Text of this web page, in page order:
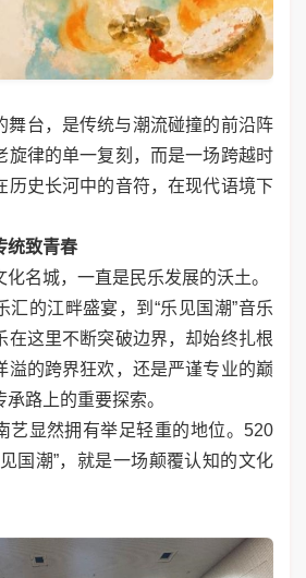
舞台，是传统与潮流碰撞的前沿阵
旋律的单一复刻，而是一场跨越时
历史长河中的音符，在现代语境下
统致青春
名城，一直是民乐发展的沃土。
汇的江畔盛宴，到“乐见国潮”音乐
在这里不断突破边界，却始终扎根
溢的跨界狂欢，还是严谨专业的巅
路上的重要探索。
艺显然拥有举足轻重的地位。520
国潮”，就是一场颠覆认知的文化